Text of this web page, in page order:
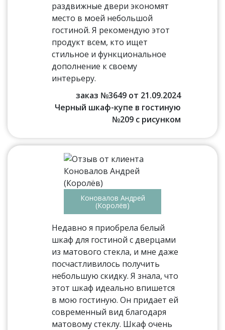
раздвижные двери экономят
место в моей небольшой
гостиной. Я рекомендую этот
продукт всем, кто ищет
стильное и функциональное
дополнение к своему
интерьеру.
заказ №3649 от 21.09.2024
Черный шкаф-купе в гостиную
№209 с рисунком
Коновалов Андрей
(Королёв)
Недавно я приобрела белый
шкаф для гостиной с дверцами
из матового стекла, и мне даже
посчастливилось получить
небольшую скидку. Я знала, что
этот шкаф идеально впишется
в мою гостиную. Он придает ей
современный вид благодаря
матовому стеклу. Шкаф очень